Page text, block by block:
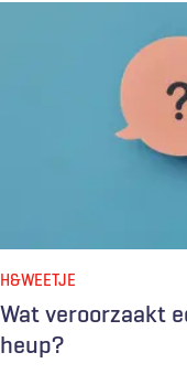
Wat veroorzaakt
heup?
H&WEETJE